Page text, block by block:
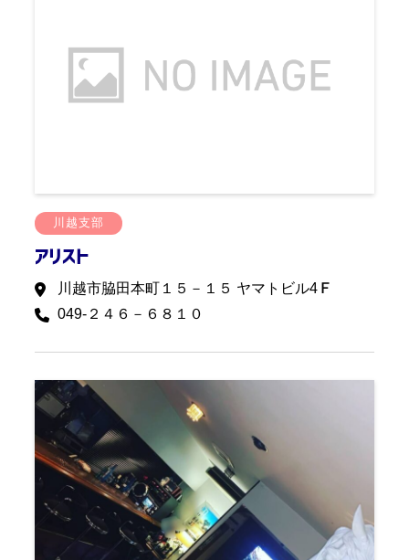
川越支部
アリスト
川越市脇田本町１５－１５ ヤマトビル4Ｆ
049-２４６－６８１０